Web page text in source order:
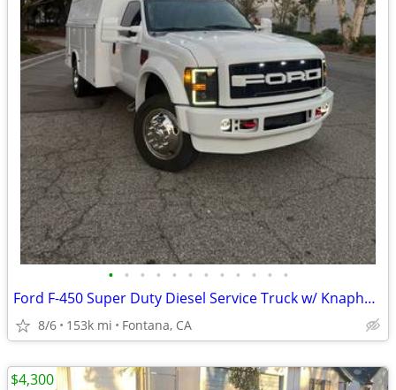
• • • • • • • • • • • •
Ford F-450 Super Duty Diesel Service Truck w/ Knapheide Enclosed Body
8/6 153k mi Fontana, CA
$4,300